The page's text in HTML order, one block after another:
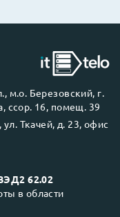
м.о. Березовский, г.
ссор. 16, помещ. 39
ул. Ткачей, д. 23, офис
62.02
в области